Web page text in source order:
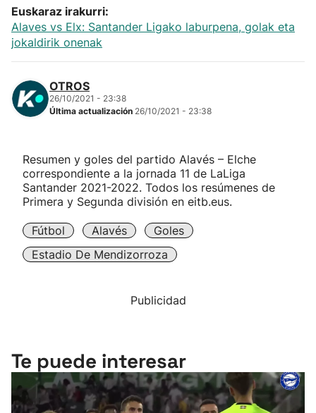
Carreras de montaña
"Helmuga"
Euskaraz irakurri:
Alaves vs Elx: Santander Ligako laburpena, golak eta
jokaldirik onenak
OTROS
26/10/2021 - 23:38
Última actualización 26/10/2021 - 23:38
Resumen y goles del partido Alavés – Elche
correspondiente a la jornada 11 de LaLiga
Santander 2021-2022. Todos los resúmenes de
Primera y Segunda división en eitb.eus.
Fútbol Alavés
Goles
Estadio De Mendizorroza
Publicidad
Te puede interesar